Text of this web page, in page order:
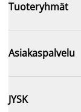
Tuoteryhmät
Asiakaspalvelu
JYSK